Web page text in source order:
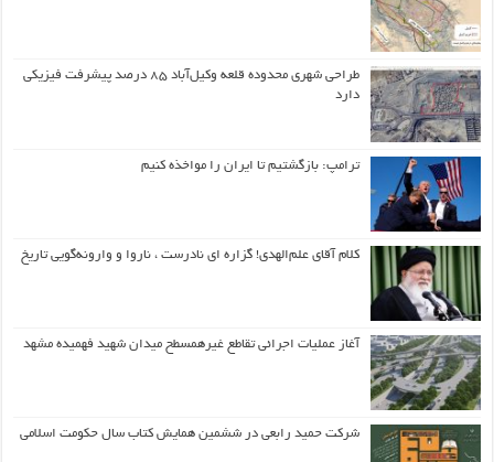
طراحی شهری محدوده قلعه وکیل‌آباد ۸۵ درصد پیشرفت فیزیکی
دارد
ترامپ: بازگشتیم تا ایران را مواخذه کنیم
کلام آقای علم‌الهدی! گزاره ای نادرست ، ناروا و وارونه‌گویی تاریخ
آغاز عملیات اجرائی تقاطع غیرهمسطح میدان شهید فهمیده مشهد
شرکت حمید رابعی در ششمین همایش کتاب سال حکومت اسلامی